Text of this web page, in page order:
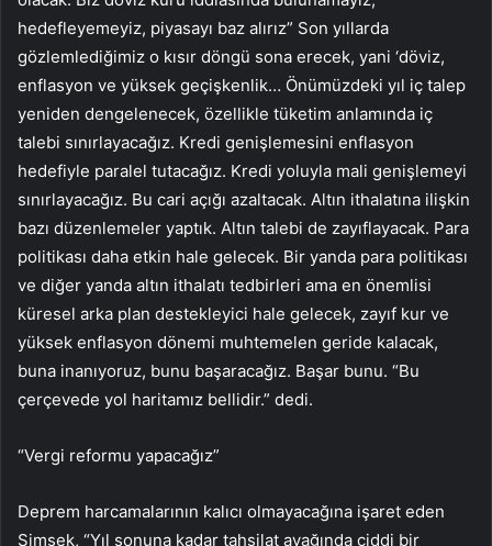
hedefleyemeyiz, piyasayı baz alırız” Son yıllarda
gözlemlediğimiz o kısır döngü sona erecek, yani ‘döviz,
enflasyon ve yüksek geçişkenlik… Önümüzdeki yıl iç talep
yeniden dengelenecek, özellikle tüketim anlamında iç
talebi sınırlayacağız. Kredi genişlemesini enflasyon
hedefiyle paralel tutacağız. Kredi yoluyla mali genişlemeyi
sınırlayacağız. Bu cari açığı azaltacak. Altın ithalatına ilişkin
bazı düzenlemeler yaptık. Altın talebi de zayıflayacak. Para
politikası daha etkin hale gelecek. Bir yanda para politikası
ve diğer yanda altın ithalatı tedbirleri ama en önemlisi
küresel arka plan destekleyici hale gelecek, zayıf kur ve
yüksek enflasyon dönemi muhtemelen geride kalacak,
buna inanıyoruz, bunu başaracağız. Başar bunu. “Bu
çerçevede yol haritamız bellidir.” dedi.
“Vergi reformu yapacağız”
Deprem harcamalarının kalıcı olmayacağına işaret eden
Şimşek, “Yıl sonuna kadar tahsilat ayağında ciddi bir